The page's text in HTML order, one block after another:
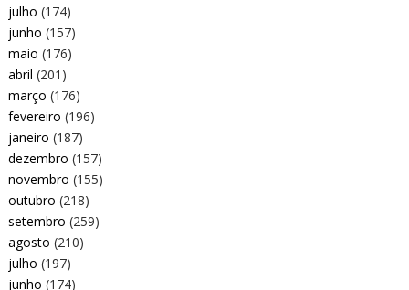
julho (174)
junho (157)
maio (176)
abril (201)
março (176)
fevereiro (196)
janeiro (187)
dezembro (157)
novembro (155)
outubro (218)
setembro (259)
agosto (210)
julho (197)
junho (174)